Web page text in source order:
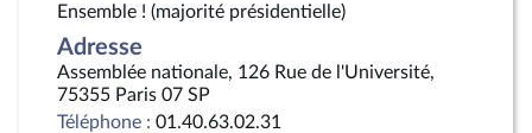
Ensemble ! (majorité présidentielle)
Adresse
Assemblée nationale, 126 Rue de l'Université,
75355 Paris 07 SP
Téléphone : 01.40.63.02.31